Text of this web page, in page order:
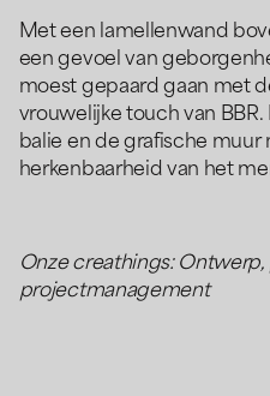
Met een lamellenwand
een gevoel van
moest gepaard gaan met
vrouwelijke touch van
balie en de grafische
herkenbaarheid van het
Onze creathings:
projectmanagement